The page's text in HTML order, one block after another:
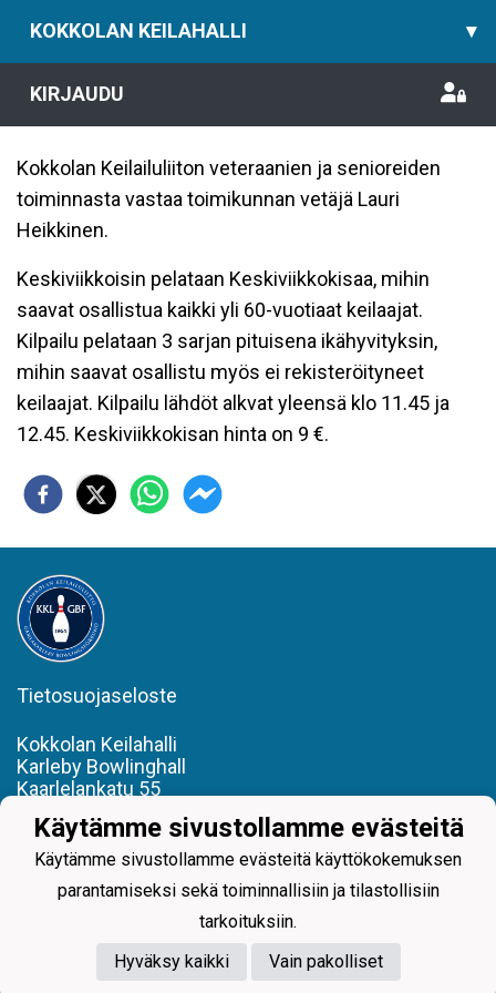
KOKKOLAN KEILAHALLI ▾
KIRJAUDU
Kokkolan Keilailuliiton veteraanien ja senioreiden
toiminnasta vastaa toimikunnan vetäjä Lauri
Heikkinen.
Keskiviikkoisin pelataan Keskiviikkokisaa, mihin
saavat osallistua kaikki yli 60-vuotiaat keilaajat.
Kilpailu pelataan 3 sarjan pituisena ikähyvityksin,
mihin saavat osallistu myös ei rekisteröityneet
keilaajat. Kilpailu lähdöt alkvat yleensä klo 11.45 ja
12.45. Keskiviikkokisan hinta on 9 €.
Tietosuojaseloste
Kokkolan Keilahalli
Karleby Bowlinghall
Kaarlelankatu 55
kokkolankeilahalli@outlook.com
Powered by
Käytämme sivustollamme evästeitä
Käytämme sivustollamme evästeitä käyttökokemuksen
parantamiseksi sekä toiminnallisiin ja tilastollisiin
tarkoituksiin.
Hyväksy kaikki
Vain pakolliset